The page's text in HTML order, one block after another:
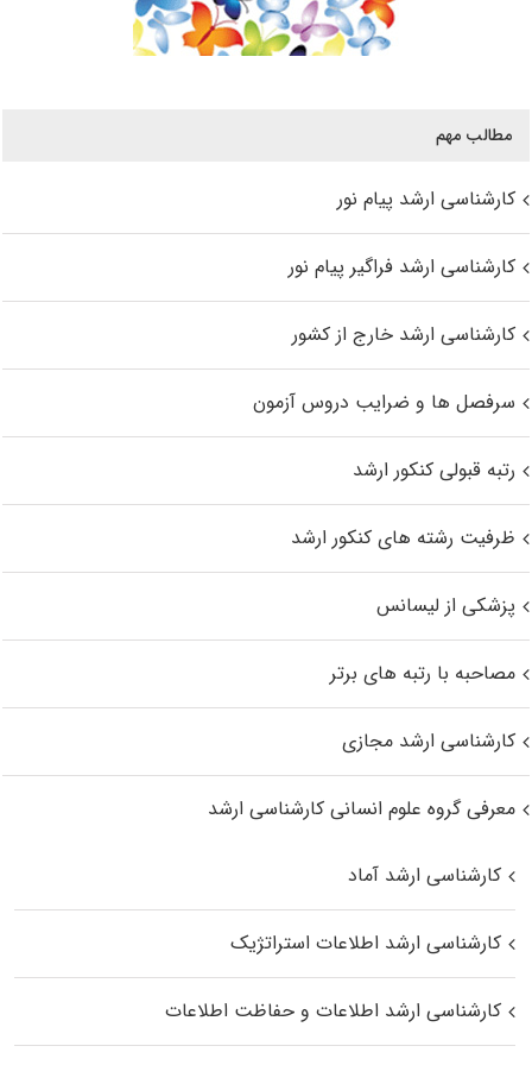
مطالب مهم
کارشناسی ارشد پیام نور
کارشناسی ارشد فراگیر پیام نور
کارشناسی ارشد خارج از کشور
سرفصل ها و ضرایب دروس آزمون
رتبه قبولی کنکور ارشد
ظرفیت رشته های کنکور ارشد
پزشکی از لیسانس
مصاحبه با رتبه های برتر
کارشناسی ارشد مجازی
معرفی گروه علوم انسانی کارشناسی ارشد
کارشناسی ارشد آماد
کارشناسی ارشد اطلاعات استراتژیک
کارشناسی ارشد اطلاعات و حفاظت اطلاعات